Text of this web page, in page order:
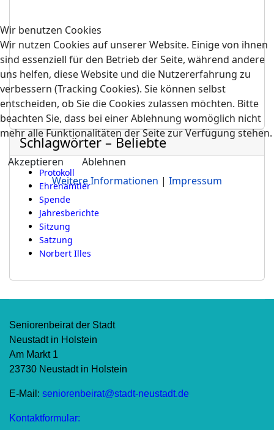
Schlagwörter – Beliebte
Protokoll
Ehrenamtler
Spende
Jahresberichte
Sitzung
Satzung
Norbert Illes
Seniorenbeirat der Stadt
Neustadt in Holstein
Am Markt 1
23730 Neustadt in Holstein
E-Mail: seniorenbeirat@stadt-neustadt.de
Kontaktformular:
Wir benutzen Cookies
Wir nutzen Cookies auf unserer Website. Einige von ihnen
sind essenziell für den Betrieb der Seite, während andere
uns helfen, diese Website und die Nutzererfahrung zu
verbessern (Tracking Cookies). Sie können selbst
entscheiden, ob Sie die Cookies zulassen möchten. Bitte
beachten Sie, dass bei einer Ablehnung womöglich nicht
mehr alle Funktionalitäten der Seite zur Verfügung stehen.
Akzeptieren
Ablehnen
Weitere Informationen | Impressum